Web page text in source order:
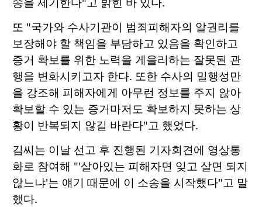
또 "국가와 수사기관이 범죄피해자의 알권리를
보장해야 할 책임을 부담하고 있음을 확인하고
증거 확보를 위한 노력을 게을리하는 잘못된 관
행을 변화시키고자 한다. 또한 수사의 밀행성만
을 강조해 피해자에게 아무런 정보를 주지 않아
확보할 수 있는 증거마저도 확보하지 못하는 상
황이 반복되지 않길 바란다"고 했었다.
김씨는 이날 선고 후 진행된 기자회견에 영상통
화로 참여해 "'살아있는 피해자면 잊고 살면 되지
않느냐'는 얘기 때문에 이 소송을 시작했다"고 말
했다.